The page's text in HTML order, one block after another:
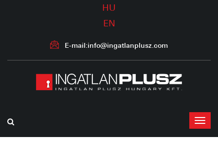
HU
EN
E-mail:info@ingatlanplusz.com